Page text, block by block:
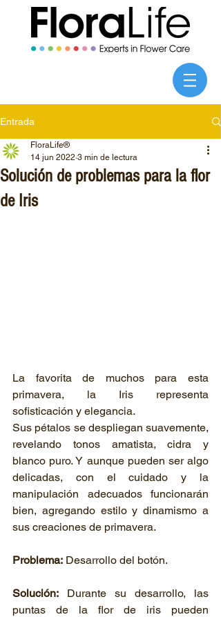
Entrada
Solución de problemas para la flor
de Iris
FloraLife®
14 jun 2022 3 min de lectura
La favorita de muchos para esta
primavera, la Iris representa
sofisticación y elegancia.
Sus pétalos se despliegan suavemente,
revelando tonos amatista, cidra y
blanco puro. Y aunque pueden ser algo
delicadas, con el cuidado y la
manipulación adecuados funcionarán
bien, agregando estilo y dinamismo a
sus creaciones de primavera.
Problema: Desarrollo del botón.
Solución: Durante su desarrollo, las
puntas de la flor de iris pueden